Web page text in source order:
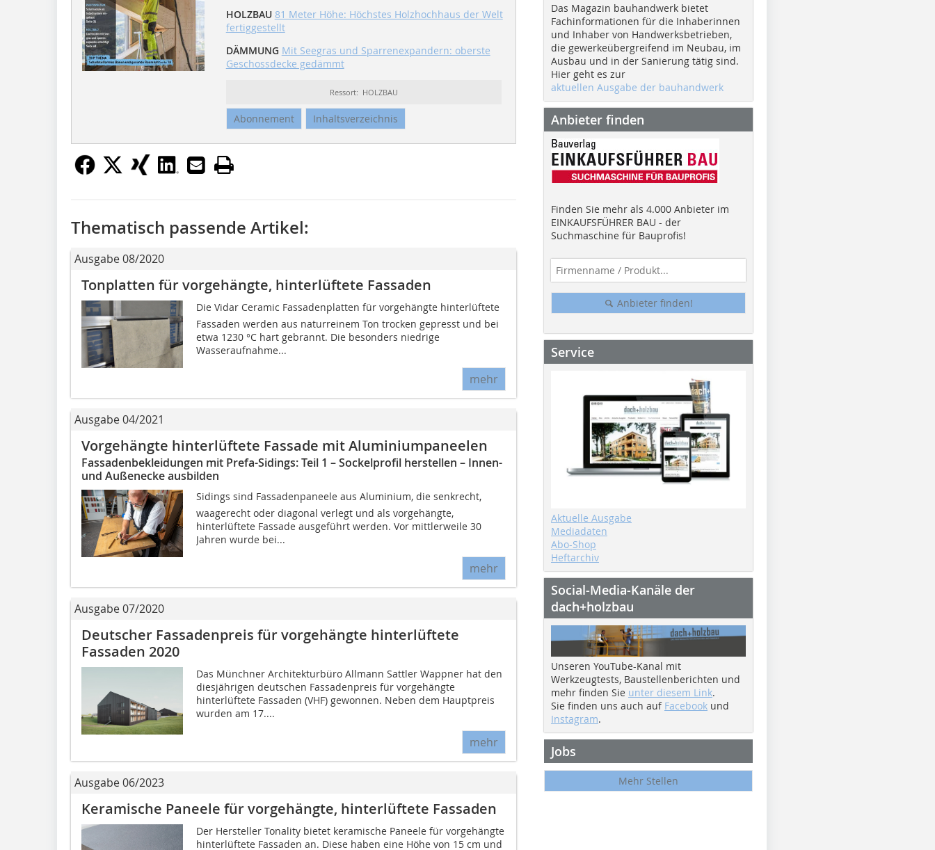
HOLZBAU 81 Meter Höhe: Höchstes Holzhochhaus der Welt
fertiggestellt
DÄMMUNG Mit Seegras und Sparrenexpandern: oberste
Geschossdecke gedämmt
Ressort: HOLZBAU
Abonnement Inhaltsverzeichnis
Thematisch passende Artikel:
Ausgabe 08/2020
Tonplatten für vorgehängte, hinterlüftete Fassaden
Die Vidar Ceramic Fassadenplatten für vorgehängte hinterlüftete
Fassaden werden aus naturreinem Ton trocken gepresst und bei
etwa 1230 °C hart gebrannt. Die besonders niedrige
Wasseraufnahme...
mehr
Ausgabe 04/2021
Vorgehängte hinterlüftete ­Fassade mit Aluminiumpaneelen
Fassadenbekleidungen mit Prefa-Sidings: Teil 1 – Sockelprofil herstellen – Innen-
und Außenecke ausbilden
Sidings sind Fassadenpaneele aus Aluminium, die senkrecht,
waagerecht oder diagonal verlegt und als vorgehängte,
hinterlüftete Fassade ausgeführt werden. Vor mittlerweile 30
Jahren wurde bei...
mehr
Ausgabe 07/2020
Deutscher Fassadenpreis für vorgehängte hinterlüftete
Fassaden 2020
Das Münchner Architekturbüro Allmann Sattler Wappner hat den
diesjährigen deutschen Fassadenpreis für vorgehängte
hinterlüftete Fassaden (VHF) gewonnen. Neben dem Hauptpreis
wurden am 17....
mehr
Ausgabe 06/2023
Keramische Paneele für vorgehängte, hinterlüftete Fassaden
Der Hersteller Tonality bietet keramische Paneele für vorgehängte
hinterlüftete Fassaden an. Diese haben eine Höhe von 15 cm und
Das Magazin bauhandwerk bietet
Fachinformationen für die Inhaberinnen
und Inhaber von Handwerksbetrieben,
die gewerkeübergreifend im Neubau, im
Ausbau und in der Sanierung tätig sind.
Hier geht es zur
aktuellen Ausgabe der bauhandwerk
Anbieter finden
Finden Sie mehr als 4.000 Anbieter im
EINKAUFSFÜHRER BAU - der
Suchmaschine für Bauprofis!
Anbieter finden!
Service
Aktuelle Ausgabe
Mediadaten
Abo-Shop
Heftarchiv
Social-Media-Kanäle der
dach+holzbau
Unseren YouTube-Kanal mit
Werkzeugtests, Baustellenberichten und
mehr finden Sie unter diesem Link.
Sie finden uns auch auf Facebook und
Instagram.
Jobs
Mehr Stellen